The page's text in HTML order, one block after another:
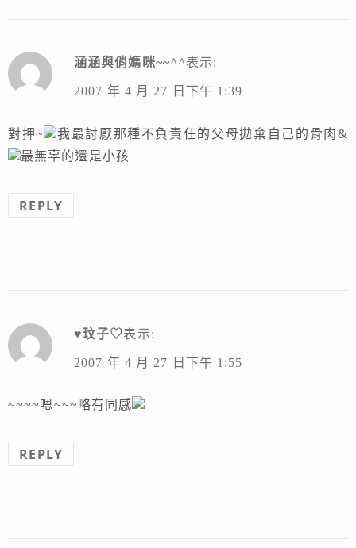
涵涵與俏媽咪~~^^表示:
2007 年 4 月 27 日下午 1:39
對押~
我最討厭那種不負責任的父母拋棄自己的骨肉&
最無辜的還是小孩
REPLY
♥玟子♡表示:
2007 年 4 月 27 日下午 1:55
~~~~嗯~~~略有同感
REPLY